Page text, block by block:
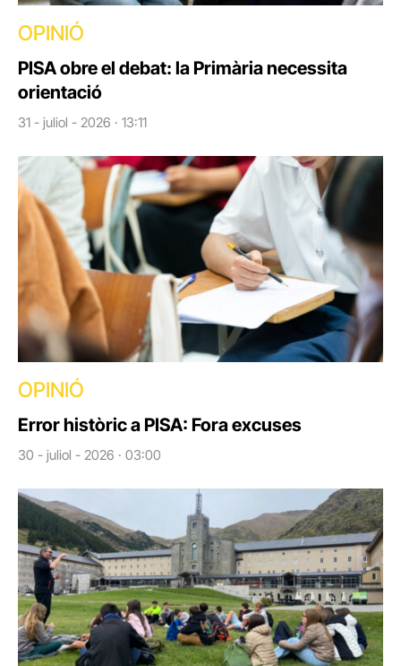
OPINIÓ
PISA obre el debat: la Primària necessita
orientació
31 - juliol - 2026 · 13:11
OPINIÓ
Error històric a PISA: Fora excuses
30 - juliol - 2026 · 03:00